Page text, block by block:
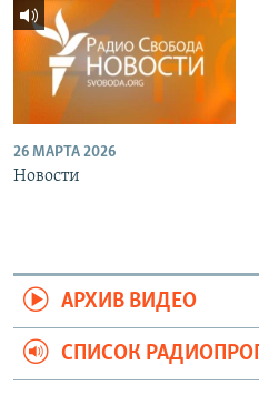
26 МАРТА 2026
Новости
АРХИВ ВИДЕО
СПИСОК